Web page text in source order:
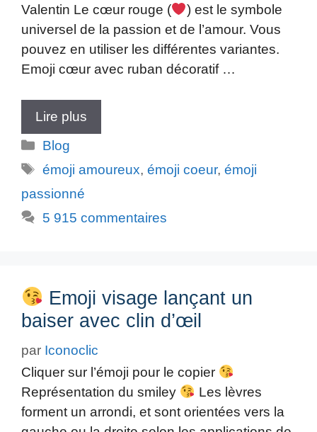
Valentin Le cœur rouge (
) est le symbole
universel de la passion et de l’amour. Vous
pouvez en utiliser les différentes variantes.
Emoji cœur avec ruban décoratif …
Lire plus
Catégories
Blog
Étiquettes
émoji amoureux,émoji coeur,émoji
passionné
5 915 commentaires
Emoji visage lançant un
baiser avec clin d’œil
par Iconoclic
Cliquer sur l’émoji pour le copier
Représentation du smiley
Les lèvres
forment un arrondi, et sont orientées vers la